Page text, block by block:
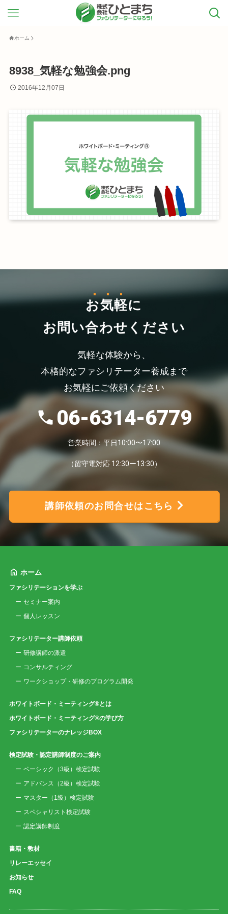
ホーム
8938_気軽な勉強会.png
2016年12月07日
お気軽に
お問い合わせください
気軽な体験から、
本格的なファシリテーター養成まで
お気軽にご依頼ください
06-6314-6779
営業時間：平日10:00〜17:00
（留守電対応 12:30ー13:30）
講師依頼のお問合せはこちら
ホーム
ファシリテーションを学ぶ
セミナー案内
個人レッスン
ファシリテーター講師依頼
研修講師の派遣
コンサルティング
ワークショップ・研修のプログラム開発
ホワイトボード・ミーティング®とは
ホワイトボード・ミーティング®の学び方
ファシリテーターのナレッジBOX
検定試験・認定講師制度のご案内
ベーシック（3級）検定試験
アドバンス（2級）検定試験
マスター（1級）検定試験
スペシャリスト検定試験
認定講師制度
書籍・教材
リレーエッセイ
お知らせ
FAQ